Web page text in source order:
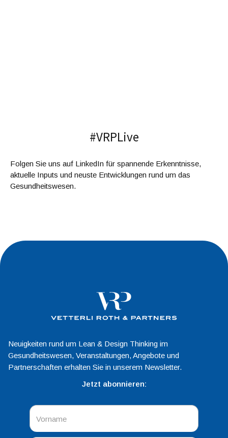
#VRPLive
Folgen Sie uns auf LinkedIn für spannende Erkenntnisse,
aktuelle Inputs und neuste Entwicklungen rund um das
Gesundheitswesen.
Neuigkeiten rund um Lean & Design Thinking im
Gesundheitswesen, Veranstaltungen, Angebote und
Partnerschaften erhalten Sie in unserem Newsletter.
Jetzt abonnieren: